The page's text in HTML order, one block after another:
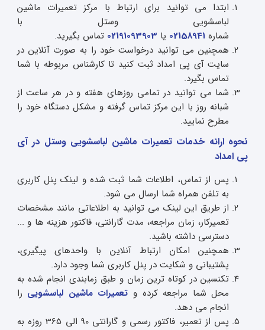
ابتدا می توانید برای ارتباط با مرکز تعمیرات ماشین
لباسشویی وستل با
شماره 02158941 یا 02191093903 تماس بگیرید.
همچنین می توانید درخواست خود را به صورت آنلاین در
سایت آی پی امداد ثبت کنید تا کارشناس مربوطه با شما
تماس بگیرد.
شما می توانید در تمامی روزهای هفته و در هر ساعت از
شبانه روز با این مرکز تماس گرفته و مشکل دستگاه خود را
مطرح نمایید.
نحوه ارائه خدمات تعمیرات ماشین لباسشویی وستل در آی
پی امداد
پس از تماس، اطلاعات شما ثبت شده و لینک پنل کاربری
به تلفن همراه شما ارسال می شود.
از طریق این لینک می توانید به اطلاعاتی مانند مشخصات
تعمیرکار، زمان مراجعه، مدت گارانتی، فاکتور هزینه ها و ...
دسترسی داشته باشید.
همچنین امکان ارتباط آنلاین با واحدهای پیگیری،
پشتیبانی و شکایت در پنل کاربری شما وجود دارد.
تکنسین در کوتاه ترین زمان و طبق زمابندی انجام شده به
محل شما مراجعه کرده و تعمیرات ماشین لباسشویی را
انجام می دهد.
پس از تعمیر، فاکتور رسمی و گارانتی 90 الی 365 روزه به